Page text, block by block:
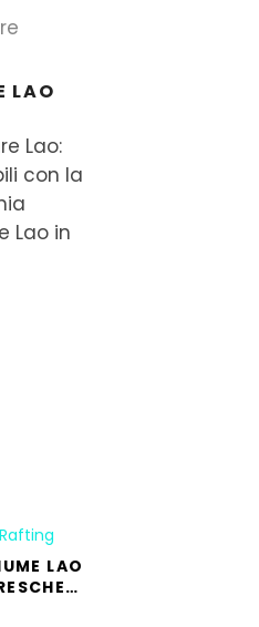
LAO
Lao:
con la
Lao in
Rafting
LAO